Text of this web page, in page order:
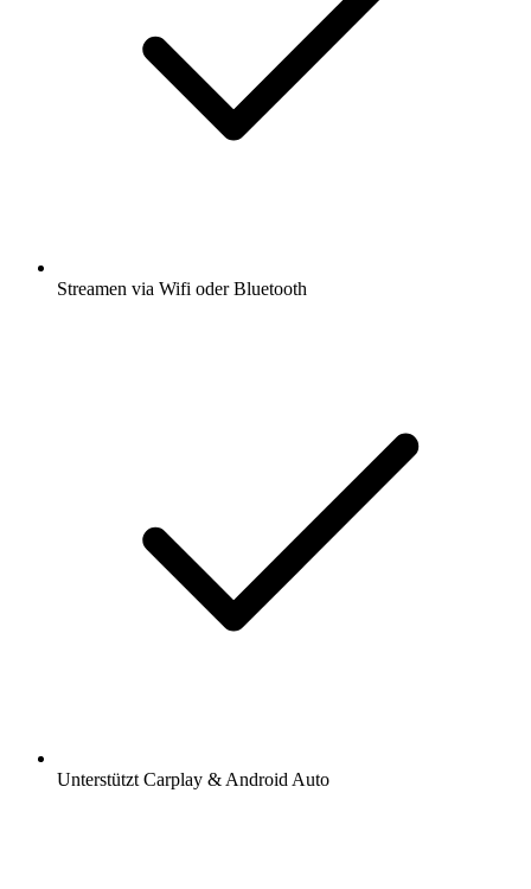
Streamen via Wifi oder Bluetooth
Unterstützt Carplay & Android Auto